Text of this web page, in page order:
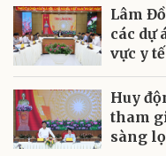
Lâm
các dự
vực y tế
Huy
tham
sàng